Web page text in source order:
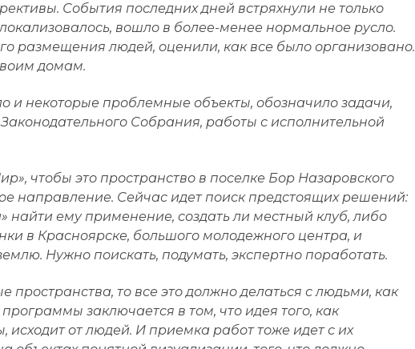
События последних дней встряхнули не только
вошло в более-менее нормальное русло.
размещения людей, оценили, как все было организовано.
домам.
и некоторые проблемные объекты, обозначило задачи,
Собрания, работы с исполнительной
чтобы это пространство в поселке Бор Назаровского
направление. Сейчас идет поиск предстоящих решений:
найти ему применение, создать ли местный клуб, либо
в Красноярске, большого молодежного центра, и
Нужно поискать, подумать, экспертно поработать.
то все это должно делаться с людьми, как
заключается в том, что идея того, как
от людей. И приемка работ тоже идет с их